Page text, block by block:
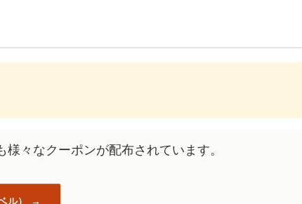
々なクーポンが配布されています。
ル）